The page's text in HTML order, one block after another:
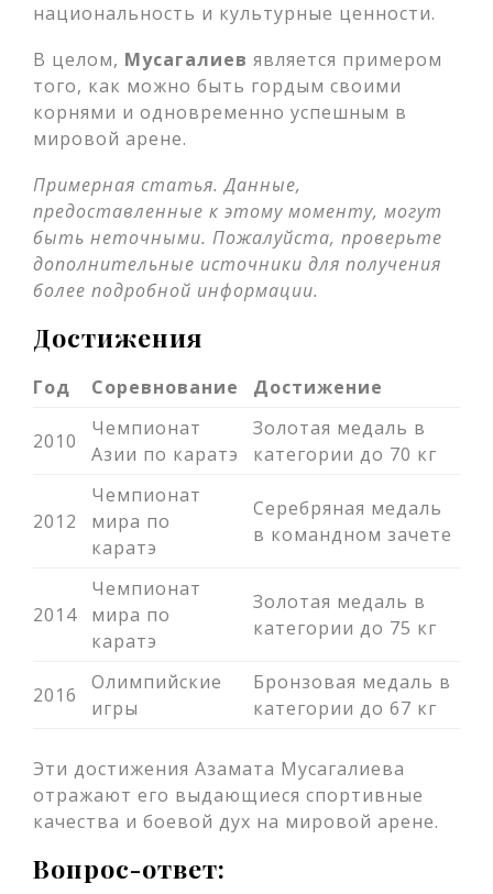
национальность и культурные ценности.
В целом, Мусагалиев является примером
того, как можно быть гордым своими
корнями и одновременно успешным в
мировой арене.
Примерная статья. Данные,
предоставленные к этому моменту, могут
быть неточными. Пожалуйста, проверьте
дополнительные источники для получения
более подробной информации.
Достижения
Год Соревнование Достижение
2010
Чемпионат
Азии по каратэ
Золотая медаль в
категории до 70 кг
2012
Чемпионат
мира по
каратэ
Серебряная медаль
в командном зачете
2014
Чемпионат
мира по
каратэ
Золотая медаль в
категории до 75 кг
2016
Олимпийские
игры
Бронзовая медаль в
категории до 67 кг
Эти достижения Азамата Мусагалиева
отражают его выдающиеся спортивные
качества и боевой дух на мировой арене.
Вопрос-ответ: